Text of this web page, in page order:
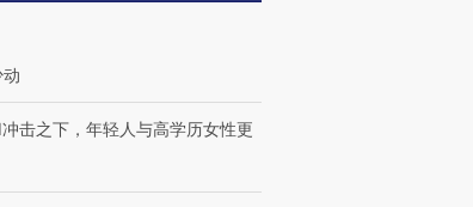
冲击之下，年轻人与高学历女性更